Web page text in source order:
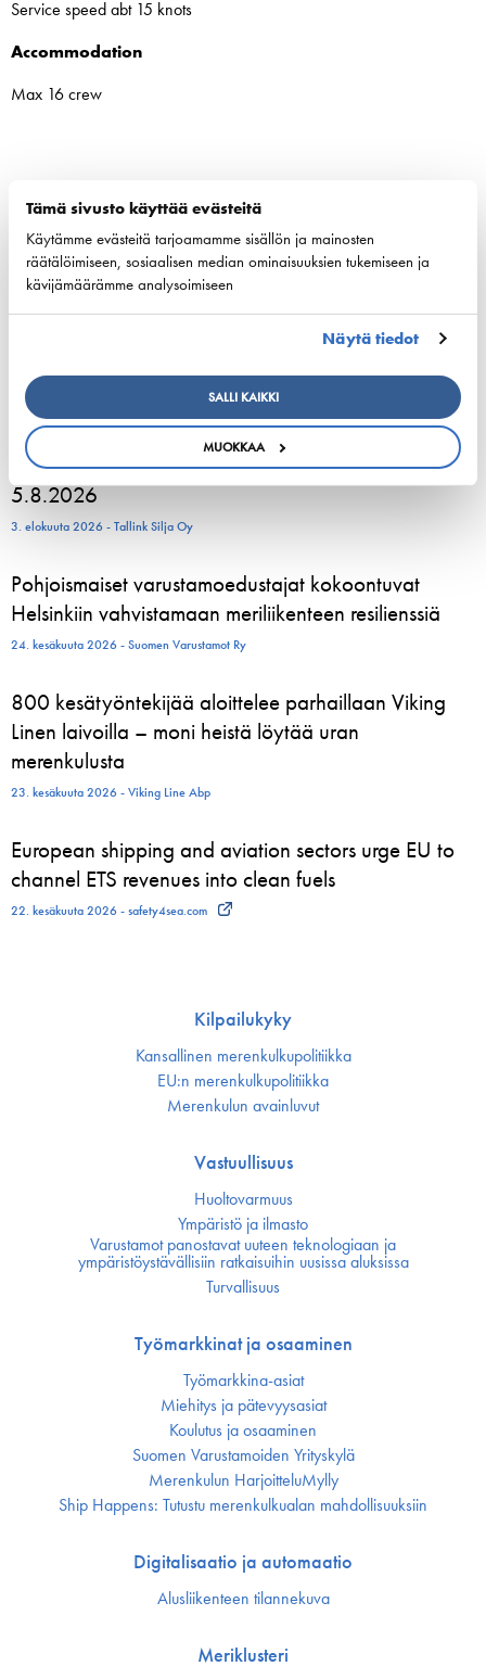
Tämä sivusto käyttää evästeitä
Käytämme evästeitä tarjoamamme sisällön ja mainosten
räätälöimiseen, sosiaalisen median ominaisuuksien tukemiseen ja
kävijämäärämme analysoimiseen
Näytä tiedot
SALLI KAIKKI
MUOKKAA
Service speed abt 15 knots
Accommodation
Max 16 crew
Jaa:
ESL Shipping is planned to form an independent,
listed company
3. elokuuta 2026 - ESL Shipping Ltd
Tallinkin Victoria I siirtyy uudelle laituripaikalle
5.8.2026
3. elokuuta 2026 - Tallink Silja Oy
Pohjoismaiset varustamoedustajat kokoontuvat
Helsinkiin vahvistamaan meriliikenteen resilienssiä
24. kesäkuuta 2026 - Suomen Varustamot Ry
800 kesätyöntekijää aloittelee parhaillaan Viking
Linen laivoilla – moni heistä löytää uran
merenkulusta
23. kesäkuuta 2026 - Viking Line Abp
European shipping and aviation sectors urge EU to
channel ETS revenues into clean fuels
22. kesäkuuta 2026 - safety4sea.com
Kilpailukyky
Kansallinen merenkulku­politiikka
EU:n merenkulku­politiikka
Merenkulun avainluvut
Vastuullisuus
Huoltovarmuus
Ympäristö ja ilmasto
Varustamot panostavat uuteen teknologiaan ja
ympäristöystävällisiin ratkaisuihin uusissa aluksissa
Turvallisuus
Työmarkkinat ja osaaminen
Työmarkkina-asiat
Miehitys ja pätevyys­asiat
Koulutus ja osaaminen
Suomen Varustamoiden Yrityskylä
Merenkulun HarjoitteluMylly
Ship Happens: Tutustu merenkulkualan mahdollisuuksiin
Digitalisaatio ja automaatio
Alusliikenteen tilannekuva
Meriklusteri